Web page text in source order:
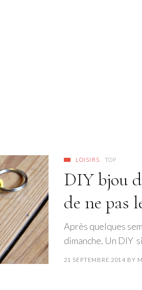
LOISIRS TOP
DIY bjou
de ne pas
Après quelques
dimanche. Un DIY
21 SEPTEMBRE 2014 BY